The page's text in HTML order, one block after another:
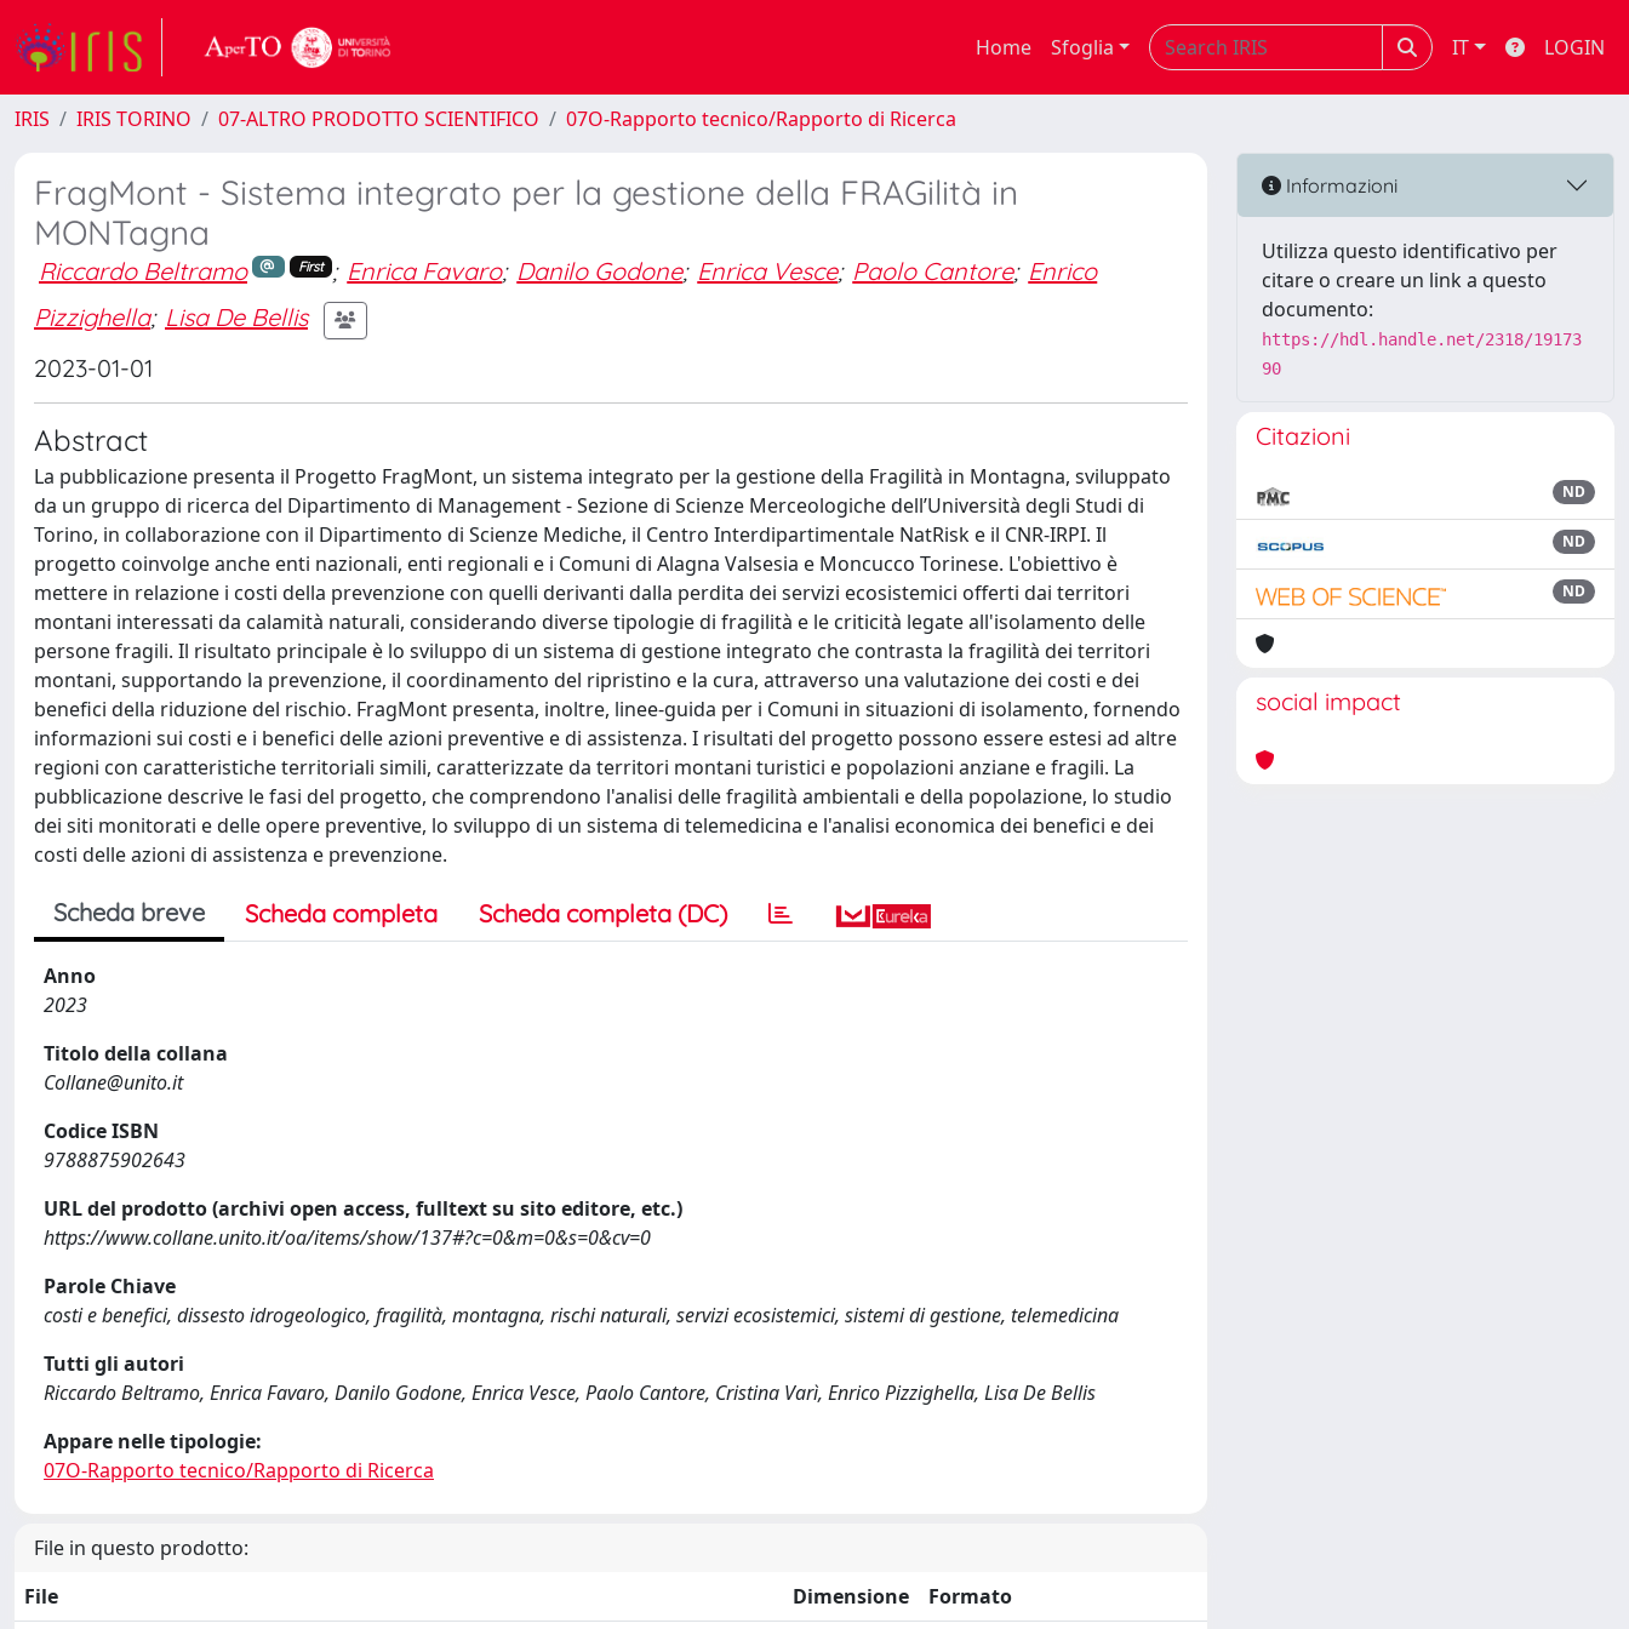
Home Sfoglia IT LOGIN
IRIS IRIS TORINO 07-ALTRO PRODOTTO SCIENTIFICO 07O-Rapporto tecnico/Rapporto di Ricerca
FragMont - Sistema integrato per la gestione della FRAGilità in
MONTagna
Riccardo Beltramo First ; Enrica Favaro; Danilo Godone; Enrica Vesce; Paolo Cantore; Enrico
Pizzighella; Lisa De Bellis
2023-01-01
Abstract
La pubblicazione presenta il Progetto FragMont, un sistema integrato per la gestione della Fragilità in Montagna, sviluppato
da un gruppo di ricerca del Dipartimento di Management - Sezione di Scienze Merceologiche dell’Università degli Studi di
Torino, in collaborazione con il Dipartimento di Scienze Mediche, il Centro Interdipartimentale NatRisk e il CNR-IRPI. Il
progetto coinvolge anche enti nazionali, enti regionali e i Comuni di Alagna Valsesia e Moncucco Torinese. L'obiettivo è
mettere in relazione i costi della prevenzione con quelli derivanti dalla perdita dei servizi ecosistemici offerti dai territori
montani interessati da calamità naturali, considerando diverse tipologie di fragilità e le criticità legate all'isolamento delle
persone fragili. Il risultato principale è lo sviluppo di un sistema di gestione integrato che contrasta la fragilità dei territori
montani, supportando la prevenzione, il coordinamento del ripristino e la cura, attraverso una valutazione dei costi e dei
benefici della riduzione del rischio. FragMont presenta, inoltre, linee-guida per i Comuni in situazioni di isolamento, fornendo
informazioni sui costi e i benefici delle azioni preventive e di assistenza. I risultati del progetto possono essere estesi ad altre
regioni con caratteristiche territoriali simili, caratterizzate da territori montani turistici e popolazioni anziane e fragili. La
pubblicazione descrive le fasi del progetto, che comprendono l'analisi delle fragilità ambientali e della popolazione, lo studio
dei siti monitorati e delle opere preventive, lo sviluppo di un sistema di telemedicina e l'analisi economica dei benefici e dei
costi delle azioni di assistenza e prevenzione.
Scheda breve Scheda completa Scheda completa (DC)
Anno
2023
Titolo della collana
Collane@unito.it
Codice ISBN
9788875902643
URL del prodotto (archivi open access, fulltext su sito editore, etc.)
https://www.collane.unito.it/oa/items/show/137#?c=0&m=0&s=0&cv=0
Parole Chiave
costi e benefici, dissesto idrogeologico, fragilità, montagna, rischi naturali, servizi ecosistemici, sistemi di gestione, telemedicina
Tutti gli autori
Riccardo Beltramo, Enrica Favaro, Danilo Godone, Enrica Vesce, Paolo Cantore, Cristina Varì, Enrico Pizzighella, Lisa De Bellis
Appare nelle tipologie:
07O-Rapporto tecnico/Rapporto di Ricerca
File in questo prodotto:
File
Dimensione Formato
Informazioni
Utilizza questo identificativo per
citare o creare un link a questo
documento:
https://hdl.handle.net/2318/19173
90
Citazioni
ND
ND
ND
social impact